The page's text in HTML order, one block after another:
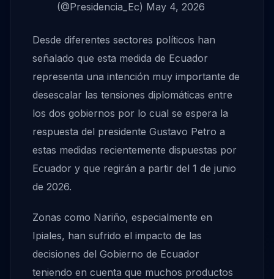
(@Presidencia_Ec) May 4, 2026
Desde diferentes sectores políticos han
señalado que esta medida de Ecuador
representa una intención muy importante de
desescalar las tensiones diplomáticas entre
los dos gobiernos por lo cual se espera la
respuesta del presidente Gustavo Petro a
estas medidas recientemente dispuestas por
Ecuador y que regirán a partir del 1 de junio
de 2026.
Zonas como Nariño, especialmente en
Ipiales, han sufrido el impacto de las
decisiones del Gobierno de Ecuador
teniendo en cuenta que muchos productos